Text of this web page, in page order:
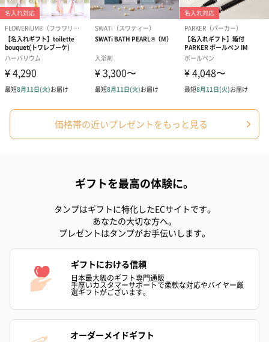
価格帯の近いプレゼントをもっと見る
ギフトを最高の体験に。
タンプはギフトに特化したECサイトです。
あなたの大切な方へ。
プレゼントはタンプがお手伝いします。
ギフトにおける信頼
日本最大級のギフト専門通販
手厚いカスタマーサポートで柔軟な対応やバイヤー厳
選ギフトがございます。
オーダーメイドギフト